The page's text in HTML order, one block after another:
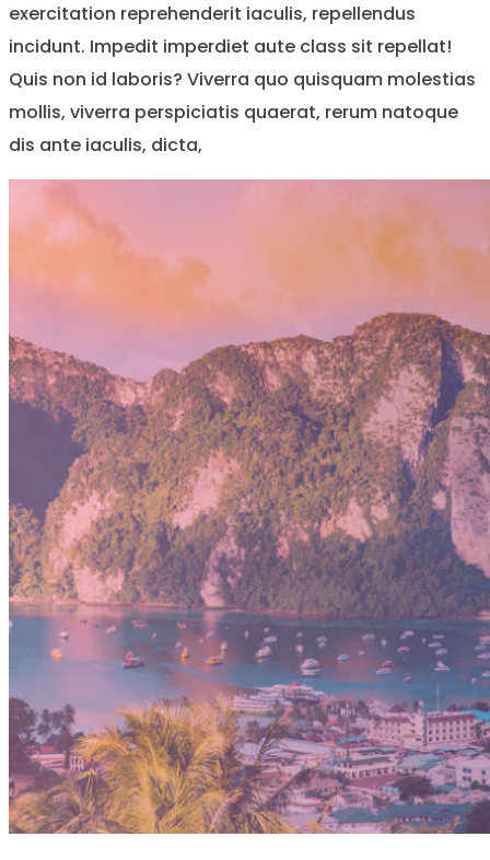
exercitation reprehenderit iaculis, repellendus
incidunt. Impedit imperdiet aute class sit repellat!
Quis non id laboris? Viverra quo quisquam molestias
mollis, viverra perspiciatis quaerat, rerum natoque
dis ante iaculis, dicta,